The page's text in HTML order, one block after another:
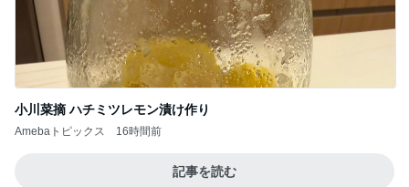
小川菜摘 ハチミツレモン漬け作り
Amebaトピックス 16時間前
記事を読む